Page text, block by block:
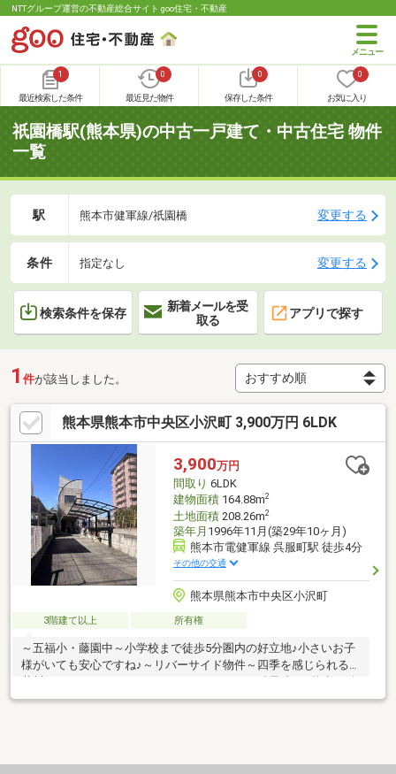
NTTグループ運営の不動産総合サイト goo住宅・不動産
1
最近検索した条件
0
最近見た物件
0
保存した条件
0
お気に入り
祇園橋駅(熊本県)の中古一戸建て・中古住宅 物件
一覧
駅 熊本市健軍線/祇園橋 変更する
条件 指定なし 変更する
検索条件を保存
新着メールを受
取る
アプリで探す
1 件が該当しました。
熊本県熊本市中央区小沢町 3,900万円 6LDK
3,900万円
間取り 6LDK
建物面積164.88m2
土地面積208.26m2
築年月 1996年11月(築29年10ヶ月)
熊本市電健軍線 呉服町駅 徒歩4分
その他の交通
熊本県熊本市中央区小沢町
3階建て以上 所有権
～五福小・藤園中～小学校まで徒歩5分圏内の好立地♪小さいお子
様がいても安心ですね♪～リバーサイド物件～四季を感じられる坪
震性の高い鉄骨造のおうち！どっしりと構えた重厚感のある外観
す！休日のお出かけが楽しみなる立地です♪～事前ご予約お願いい